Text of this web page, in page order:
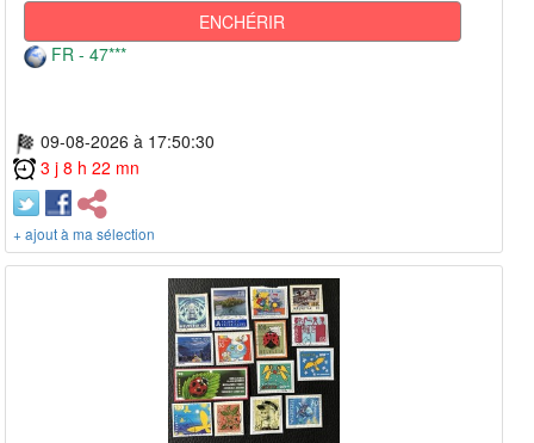
ENCHÉRIR
FR - 47***
09-08-2026 à 17:50:30
3 j 8 h 22 mn
+ ajout à ma sélection